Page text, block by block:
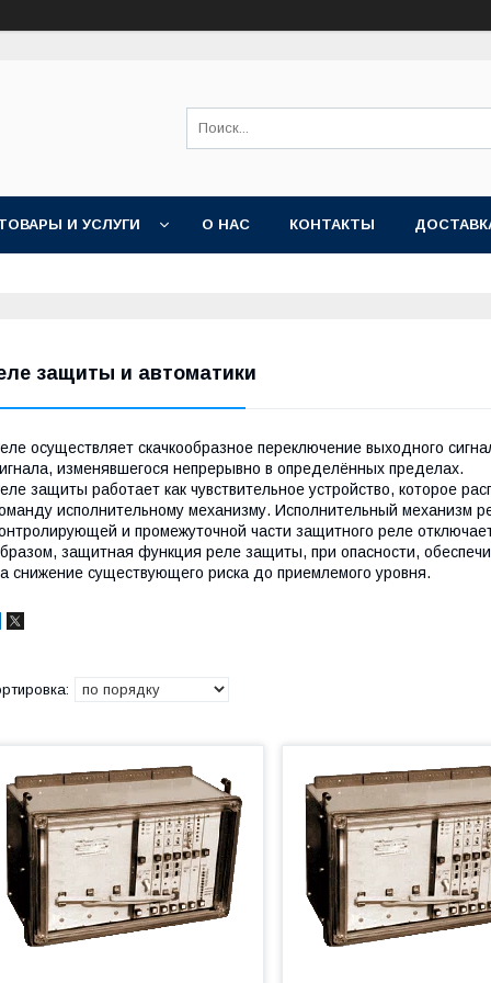
И УСЛУГИ О НАС КОНТАКТЫ
защиты и автоматики
осуществляет скачкообразное переключение выходного
изменявшегося непрерывно в определённых пределах.
защиты работает как чувствительное устройство, которое
исполнительному механизму. Исполнительный механизм
и промежуточной части защитного реле
защитная функция реле защиты, при опасности,
снижение существующего риска до приемлемого уровня.